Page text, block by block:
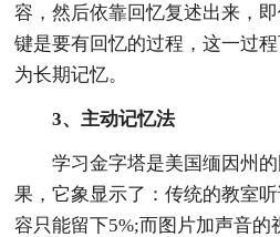
容，然后依靠回忆复述出来，
键是要有回忆的过程，这一过
为长期记忆。
3、主动记忆法
学习金字塔是美国缅因州
果，它象显示了：传统的教室
容只能留下5%;而图片加声音的